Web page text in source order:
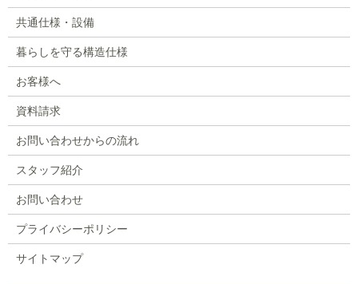
共通仕様・設備
暮らしを守る構造仕様
お客様へ
資料請求
お問い合わせからの流れ
スタッフ紹介
お問い合わせ
プライバシーポリシー
サイトマップ